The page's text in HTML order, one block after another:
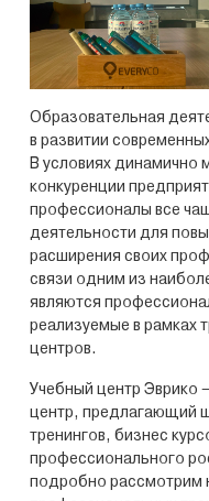
Образовательная
в развитии
В условиях динамично
конкуренции
профессионалы все
деятельности для
расширения своих
связи одним из
являются
реализуемые в рамках
центров.
Учебный центр Эврико
центр, предлагающий
тренингов, бизнес
профессионального
подробно рассмотрим